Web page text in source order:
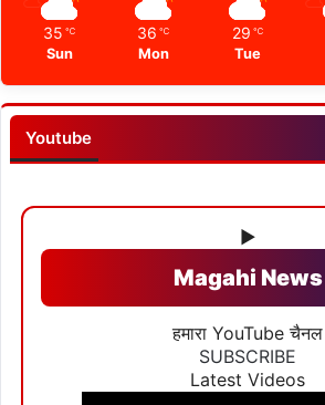
35 ℃
Sun
36 ℃
Mon
29 ℃
Tue
Youtube
▶
Magahi News
हमारा YouTube चैनल
SUBSCRIBE
Latest Videos